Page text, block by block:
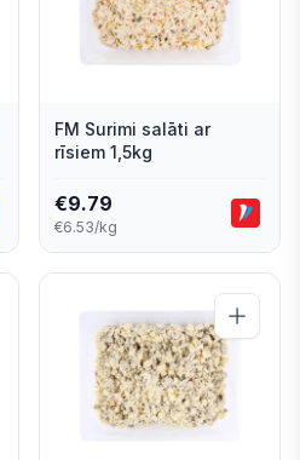
FM Surimi salāti ar
rīsiem 1,5kg
€9.79
€6.53/kg